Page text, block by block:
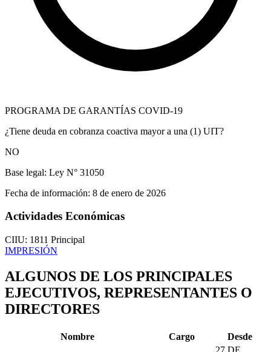
PROGRAMA DE GARANTÍAS COVID-19
¿Tiene deuda en cobranza coactiva mayor a una (1) UIT?
NO
Base legal: Ley N° 31050
Fecha de información: 8 de enero de 2026
Actividades Económicas
CIIU: 1811 Principal
IMPRESIÓN
ALGUNOS DE LOS PRINCIPALES
EJECUTIVOS, REPRESENTANTES O
DIRECTORES
Nombre Cargo
Desde
27 DE